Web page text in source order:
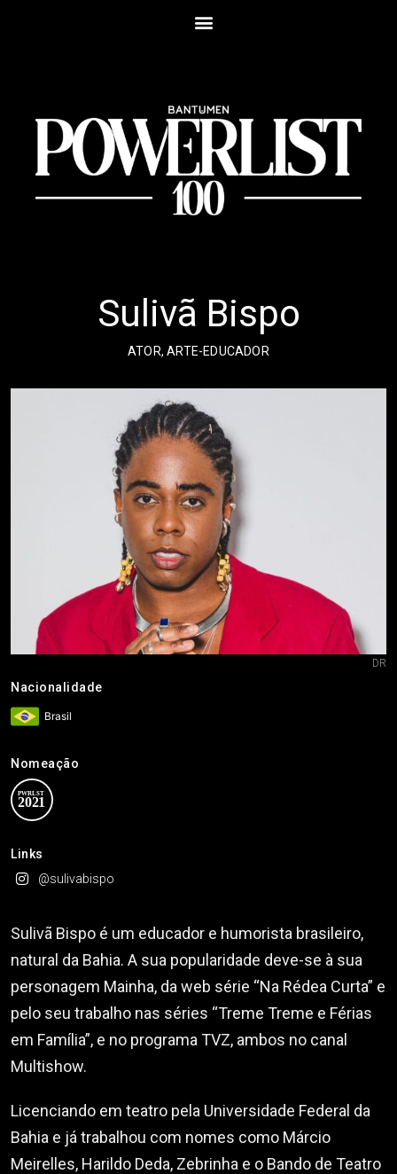
Sulivã Bispo
ATOR, ARTE-EDUCADOR
DR
Nacionalidade
Brasil
Nomeação
Links
@sulivabispo
Sulivã Bispo é um educador e humorista brasileiro,
natural da Bahia. A sua popularidade deve-se à sua
personagem Mainha, da web série “Na Rédea Curta” e
pelo seu trabalho nas séries “Treme Treme e Férias
em Família”, e no programa TVZ, ambos no canal
Multishow.
Licenciando em teatro pela Universidade Federal da
Bahia e já trabalhou com nomes como Márcio
Meirelles, Harildo Deda, Zebrinha e o Bando de Teatro